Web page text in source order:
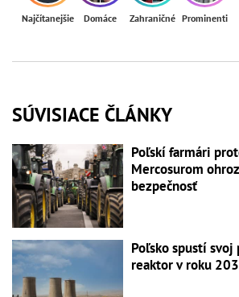
Najčítanejšie Domáce Zahraničné Prominenti
SÚVISIACE ČLÁNKY
Poľskí farmári
Mercosurom
bezpečnosť
Poľsko spustí
reaktor v roku